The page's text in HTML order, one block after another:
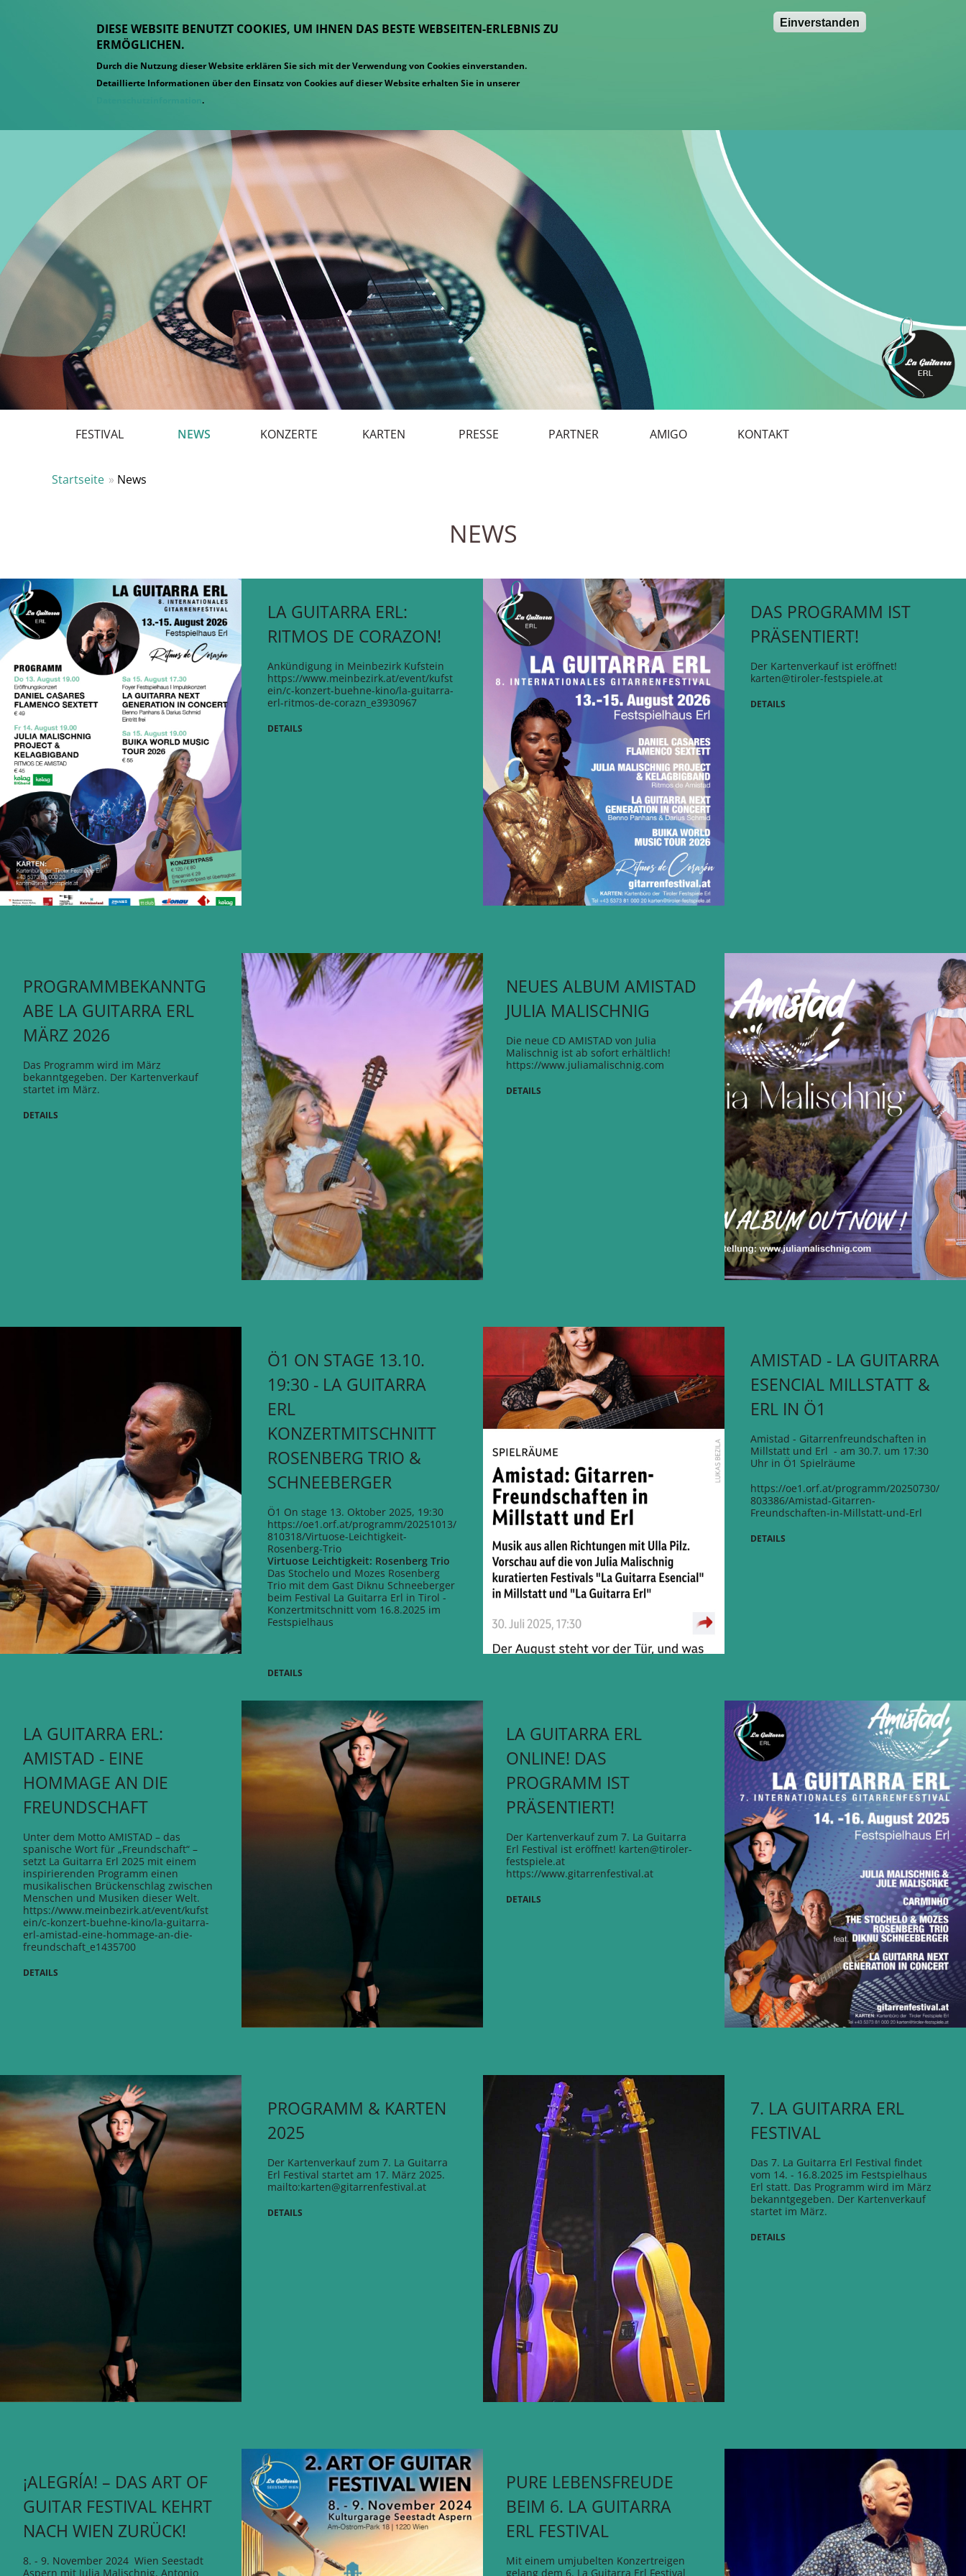
DIESE WEBSITE BENUTZT COOKIES, UM IHNEN DAS BESTE WEBSEITEN-ERLEBNIS ZU
ERMÖGLICHEN.
Durch die Nutzung dieser Website erklären Sie sich mit der Verwendung von Cookies einverstanden.
Detaillierte Informationen über den Einsatz von Cookies auf dieser Website erhalten Sie in unserer
Datenschutzinformation.
Einverstanden
Hauptmenü
FESTIVAL NEWS KONZERTE KARTEN PRESSE PARTNER AMIGO KONTAKT
Startseite News
NEWS
LA GUITARRA ERL:
RITMOS DE CORAZON!
Ankündigung in Meinbezirk Kufstein
https://www.meinbezirk.at/event/kufst
ein/c-konzert-buehne-kino/la-guitarra-
erl-ritmos-de-corazn_e3930967
DETAILS
DAS PROGRAMM IST
PRÄSENTIERT!
Der Kartenverkauf ist eröffnet!
karten@tiroler-festspiele.at
DETAILS
PROGRAMMBEKANNTG
ABE LA GUITARRA ERL
MÄRZ 2026
Das Programm wird im März
bekanntgegeben. Der Kartenverkauf
startet im März.
DETAILS
NEUES ALBUM AMISTAD
JULIA MALISCHNIG
Die neue CD AMISTAD von Julia
Malischnig ist ab sofort erhältlich!
https://www.juliamalischnig.com
DETAILS
Ö1 ON STAGE 13.10.
19:30 - LA GUITARRA
ERL
KONZERTMITSCHNITT
ROSENBERG TRIO &
SCHNEEBERGER
Ö1 On stage 13. Oktober 2025, 19:30
https://oe1.orf.at/programm/20251013/
810318/Virtuose-Leichtigkeit-
Rosenberg-Trio
Virtuose Leichtigkeit: Rosenberg Trio
Das Stochelo und Mozes Rosenberg
Trio mit dem Gast Diknu Schneeberger
beim Festival La Guitarra Erl in Tirol -
Konzertmitschnitt vom 16.8.2025 im
Festspielhaus
DETAILS
AMISTAD - LA GUITARRA
ESENCIAL MILLSTATT &
ERL IN Ö1
Amistad - Gitarrenfreundschaften in
Millstatt und Erl - am 30.7. um 17:30
Uhr in Ö1 Spielräume
https://oe1.orf.at/programm/20250730/
803386/Amistad-Gitarren-
Freundschaften-in-Millstatt-und-Erl
DETAILS
LA GUITARRA ERL:
AMISTAD - EINE
HOMMAGE AN DIE
FREUNDSCHAFT
Unter dem Motto AMISTAD – das
spanische Wort für „Freundschaft“ –
setzt La Guitarra Erl 2025 mit einem
inspirierenden Programm einen
musikalischen Brückenschlag zwischen
Menschen und Musiken dieser Welt.
https://www.meinbezirk.at/event/kufst
ein/c-konzert-buehne-kino/la-guitarra-
erl-amistad-eine-hommage-an-die-
freundschaft_e1435700
DETAILS
LA GUITARRA ERL
ONLINE! DAS
PROGRAMM IST
PRÄSENTIERT!
Der Kartenverkauf zum 7. La Guitarra
Erl Festival ist eröffnet! karten@tiroler-
festspiele.at
https://www.gitarrenfestival.at
DETAILS
PROGRAMM & KARTEN
2025
Der Kartenverkauf zum 7. La Guitarra
Erl Festival startet am 17. März 2025.
mailto:karten@gitarrenfestival.at
DETAILS
7. LA GUITARRA ERL
FESTIVAL
Das 7. La Guitarra Erl Festival findet
vom 14. - 16.8.2025 im Festspielhaus
Erl statt. Das Programm wird im März
bekanntgegeben. Der Kartenverkauf
startet im März.
DETAILS
¡ALEGRÍA! – DAS ART OF
GUITAR FESTIVAL KEHRT
NACH WIEN ZURÜCK!
8. - 9. November 2024 Wien Seestadt
Aspern mit Julia Malischnig, Antonio
PURE LEBENSFREUDE
BEIM 6. LA GUITARRA
ERL FESTIVAL
Mit einem umjubelten Konzertreigen
gelang dem 6. La Guitarra Erl Festival